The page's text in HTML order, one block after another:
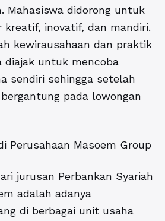
Mahasiswa didorong untuk
kreatif, inovatif, dan mandiri.
kewirausahaan dan praktik
diajak untuk mencoba
sendiri sehingga setelah
pada lowongan
Perusahaan Masoem Group
jurusan Perbankan Syariah
adalah adanya
di berbagai unit usaha